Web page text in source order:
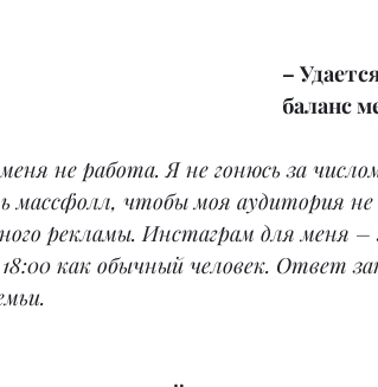
–
баланс
не работа. Я не гонюсь за
массфолл, чтобы моя аудитория
рекламы. Инстаграм для меня
как обычный человек. Ответ